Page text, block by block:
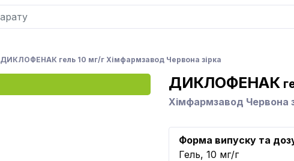
ДИКЛОФЕНАК гель 10 мг/г Хімфармзавод Червона зірка
ДИКЛОФЕНАК
Хімфармзавод Червона
Форма випуску та
Гель, 10 мг/г